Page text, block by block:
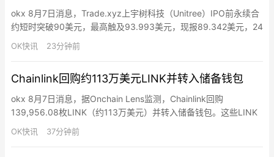
okx 8月7日消息，Trade.xyz上宇树科技（Unitree）IPO前永续合
约短时突破90美元，最高触及93.993美元，现报89.342美元，24
小时涨幅达23.4%。按照Trade.xyz定价500股价值30.5万元，预
估中签单签（一签500股）缴款约7.5万元，扣除认购缴款利润约
OK快讯 23分钟前
Chainlink回购约113万美元LINK并转入储备钱包
okx 8月7日消息，据Onchain Lens监测，Chainlink回购
139,956.08枚LINK（约113万美元）并转入储备钱包。这些LINK
通过Cowswap多笔兑换积累后归集。Chainlink储备钱包目前持有
535万枚LINK（约4390万美元），平均收购成本11.19美元。
OK快讯 37分钟前